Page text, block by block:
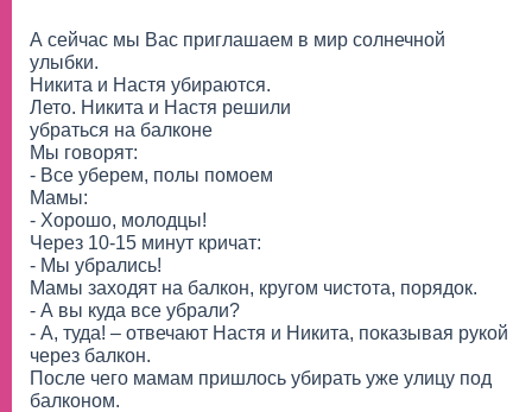
А сейчас мы Вас приглашаем в мир солнечной
улыбки.
Никита и Настя убираются.
Лето. Никита и Настя решили
убраться на балконе
Мы говорят:
- Все уберем, полы помоем
Мамы:
- Хорошо, молодцы!
Через 10-15 минут кричат:
- Мы убрались!
Мамы заходят на балкон, кругом чистота, порядок.
- А вы куда все убрали?
- А, туда! – отвечают Настя и Никита, показывая рукой
через балкон.
После чего мамам пришлось убирать уже улицу под
балконом.